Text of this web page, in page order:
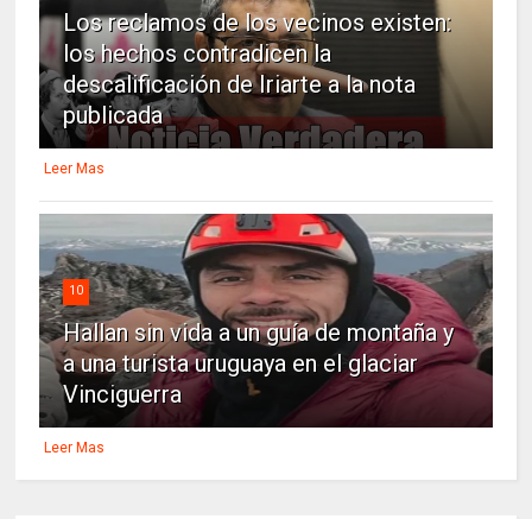
Los reclamos de los vecinos existen:
los hechos contradicen la
descalificación de Iriarte a la nota
publicada
Leer Mas
10
Hallan sin vida a un guía de montaña y
a una turista uruguaya en el glaciar
Vinciguerra
Leer Mas